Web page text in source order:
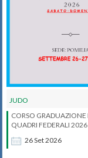
JUDO
26Set2026
CORSO GRADUAZIONE
QUADRI FEDERALI 2026